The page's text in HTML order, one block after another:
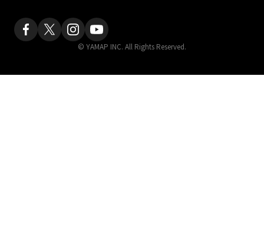
© YAMAP INC. All Rights Reserved.